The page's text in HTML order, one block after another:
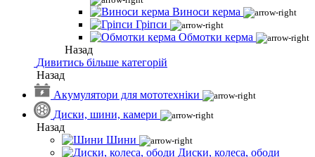
Виноси керма
Гріпси
Обмотки керма
Назад
Дивитись більше категорій
Назад
Акумулятори для мототехніки
Диски, шини, камери
Назад
Шини
Диски, колеса, ободи